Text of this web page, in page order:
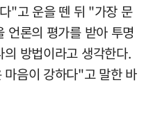
"고 운을 뗀 뒤 "가장 문
언론의 평가를 받아 투명
방법이라고 생각한다.
음이 강하다"고 말한 바